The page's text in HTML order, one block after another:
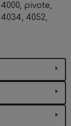
4000
pivote
4034 4052